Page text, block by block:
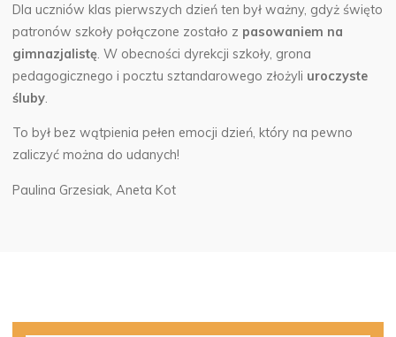
Dla uczniów klas pierwszych dzień ten był ważny, gdyż święto
patronów szkoły połączone zostało z pasowaniem na
gimnazjalistę. W obecności dyrekcji szkoły, grona
pedagogicznego i pocztu sztandarowego złożyli uroczyste
śluby.
To był bez wątpienia pełen emocji dzień, który na pewno
zaliczyć można do udanych!
Paulina Grzesiak, Aneta Kot